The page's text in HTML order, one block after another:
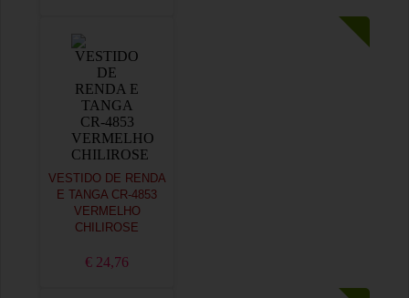
VESTIDO DE RENDA
E TANGA CR-4853
VERMELHO
CHILIROSE
€ 24,76